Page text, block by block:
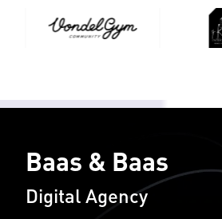
Baas & Baas
Digital Agency